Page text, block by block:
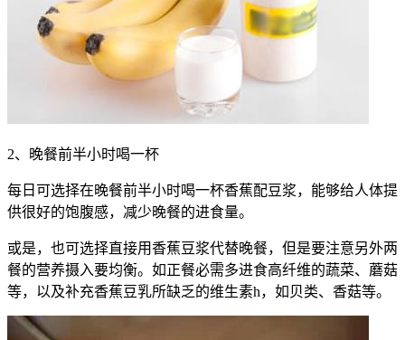
2、晚餐前半小时喝一杯
每日可选择在晚餐前半小时喝一杯香蕉配豆浆，能够给人体提
供很好的饱腹感，减少晚餐的进食量。
或是，也可选择直接用香蕉豆浆代替晚餐，但是要注意另外两
餐的营养摄入要均衡。如正餐必需多进食高纤维的蔬菜、蘑菇
等，以及补充香蕉豆乳所缺乏的维生素h，如贝类、香菇等。